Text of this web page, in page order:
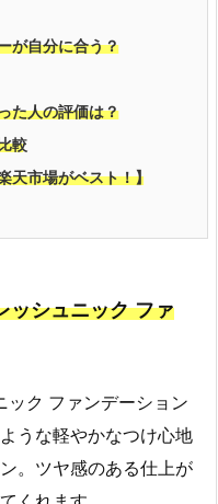
が自分に合う？
た人の評価は？
較
天市場がベスト！】
ッシュニック ファ
ック ファンデーション
うな軽やかなつけ心地
。ツヤ感のある仕上が